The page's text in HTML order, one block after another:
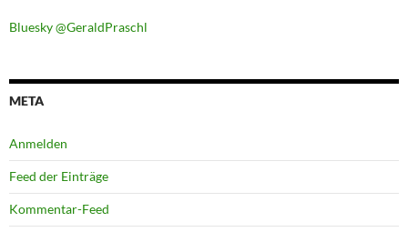
Bluesky @GeraldPraschl
META
Anmelden
Feed der Einträge
Kommentar-Feed